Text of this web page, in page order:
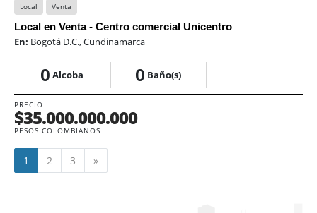
Local Venta
Local en Venta - Centro comercial Unicentro
En: Bogotá D.C., Cundinamarca
0 Alcoba 0 Baño(s)
PRECIO
$35.000.000.000
PESOS COLOMBIANOS
1 2 3 »